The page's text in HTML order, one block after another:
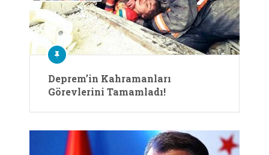
Deprem’in Kahramanları
Görevlerini Tamamladı!